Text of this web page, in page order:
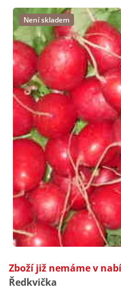
Není skladem
Zboží již nemáme v
Ředkvička